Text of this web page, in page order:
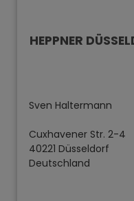
HEPPNER
Sven Haltermann
Cuxhavener Str. 2-4
40221 Düsseldorf
Deutschland